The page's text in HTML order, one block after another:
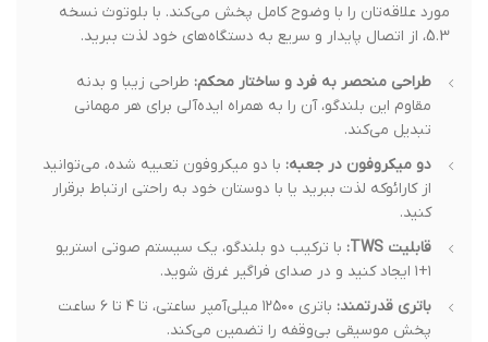
مورد علاقه‌تان را با وضوح کامل پخش می‌کند. با بلوتوث نسخه
طراحی منحصر به فرد و ساختار محکم:طراحی زیبا و بدنه
مقاوم این بلندگو، آن را به همراه ایده‌آلی برای هر مهمانی
تبدیل می‌کند.
دو میکروفون در جعبه:با دو میکروفون تعبیه شده، می‌توانید
از کارائوکه لذت ببرید یا با دوستان خود به راحتی ارتباط برقرار
کنید.
قابلیت TWS:
با ترکیب دو بلندگو، یک سیستم صوتی استریو
باتری قدرتمند:
باتری ۱۲۵۰۰ میلی‌آمپر ساعتی، تا ۴ تا ۶ ساعت
پخش موسیقی بی‌وقفه را تضمین می‌کند.